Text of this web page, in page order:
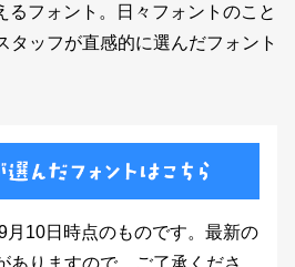
るフォント。日々フォントのこと
タッフが直感的に選んだフォント
月10日時点のものです。最新の
ありますので、ご了承くださ